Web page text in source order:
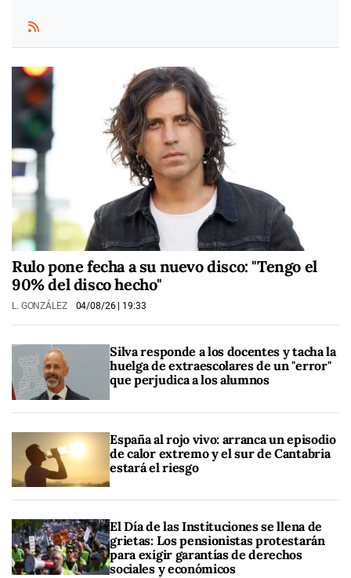
Rulo pone fecha a su nuevo disco: "Tengo el
90% del disco hecho"
L. GONZÁLEZ 04/08/26| 19:33
Silva responde a los docentes y tacha la
huelga de extraescolares de un "error"
que perjudica a los alumnos
España al rojo vivo: arranca un episodio
de calor extremo y el sur de Cantabria
estará el riesgo
El Día de las Instituciones se llena de
grietas: Los pensionistas protestarán
para exigir garantías de derechos
sociales y económicos